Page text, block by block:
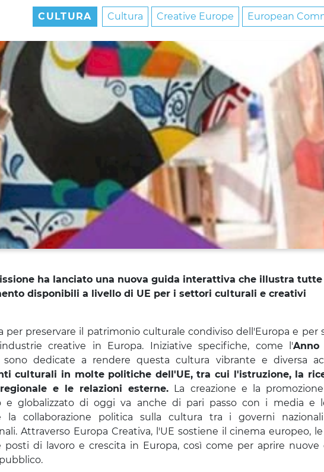
CULTURA Cultura Creative Europe European
ha lanciato una nuova guida interattiva che illustra
disponibili a livello di UE per i settori culturali e creativi
per preservare il patrimonio culturale condiviso dell'Europa e per
creative in Europa. Iniziative specifiche, come l'
sono dedicate a rendere questa cultura vibrante e diversa
culturali in molte politiche dell'UE, tra cui l'istruzione, la
e le relazioni esterne. La creazione e la
e globalizzato di oggi va anche di pari passo con i media e
la collaborazione politica sulla cultura tra i governi
Attraverso Europa Creativa, l'UE sostiene il cinema europeo,
posti di lavoro e crescita in Europa, così come per aprire